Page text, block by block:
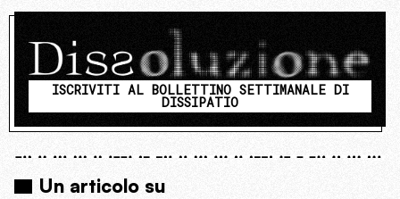
ISCRIVITI AL BOLLETTINO SETTIMANALE DI
DISSIPATIO
Un articolo su